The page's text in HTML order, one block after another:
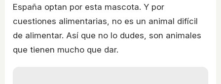
España optan por esta mascota. Y por
cuestiones alimentarias, no es un animal difícil
de alimentar. Así que no lo dudes, son animales
que tienen mucho que dar.